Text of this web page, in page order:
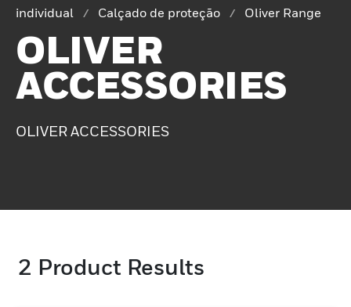
individual
Calçado de proteção Oliver Range
OLIVER
ACCESSORIES
OLIVER ACCESSORIES
2 Product Results